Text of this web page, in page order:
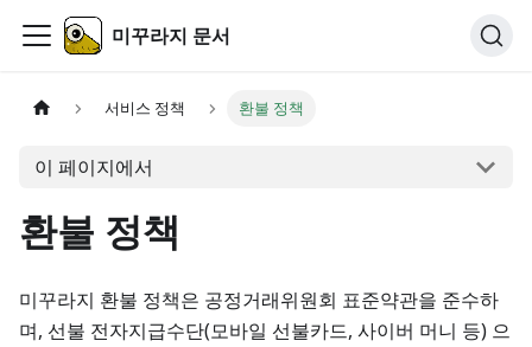
미꾸라지 문서
서비스 정책 환불 정책
이 페이지에서
환불 정책
미꾸라지 환불 정책은 공정거래위원회 표준약관을 준수하
며, 선불 전자지급수단(모바일 선불카드, 사이버 머니 등) 으